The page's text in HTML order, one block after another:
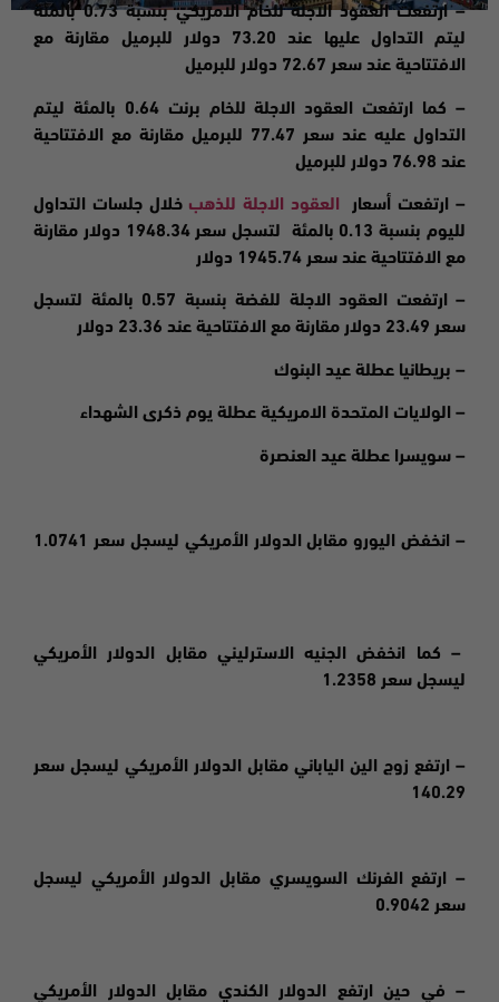
–ارتفعت
العقود الاجلة للخام الامريكي بنسبة 0.73 بالمئة
ليتم التداول عليها عند 73.20 دولار للبرميل مقارنة مع
الافتتاحية عند سعر 72.67 دولار للبرميل
– كما ارتفعت العقود الاجلة للخام برنت 0.64 بالمئة ليتم
التداول عليه عند سعر 77.47 للبرميل مقارنة مع الافتتاحية
عند 76.98 دولار للبرميل
– ارتفعت أسعار العقود الاجلة للذهب خلال جلسات التداول
لليوم بنسبة 0.13 بالمئة لتسجل سعر 1948.34 دولار مقارنة
مع الافتتاحية عند سعر 1945.74 دولا
ر
– ارتفعت
العقود الاجلة للفضة بنسبة 0.57 بالمئة لتسجل
سعر 23.49 دولار مقارنة مع الافتتاحية عند 23.36 دولار
– بريطانيا عطلة عيد البنوك
– الولايات المتحدة الامريكية عطلة يوم ذكرى الشهداء
– سويسرا عطلة عيد العنصرة
– انخفض اليورو مقابل الدولار الأمريكي ليسجل سعر 1.0741
– كما انخفض الجنيه الاسترليني مقابل الدولار الأمريكي
ليسجل سعر 1.2358
– ارتفع زوج الين الياباني مقابل الدولار الأمريكي ليسجل سعر
140.29
– ارتفع الفرنك السويسري مقابل الدولار الأمريكي ليسجل
سعر 0.9042
– في حين ارتفع الدولار الكندي مقابل الدولار الأمريكي